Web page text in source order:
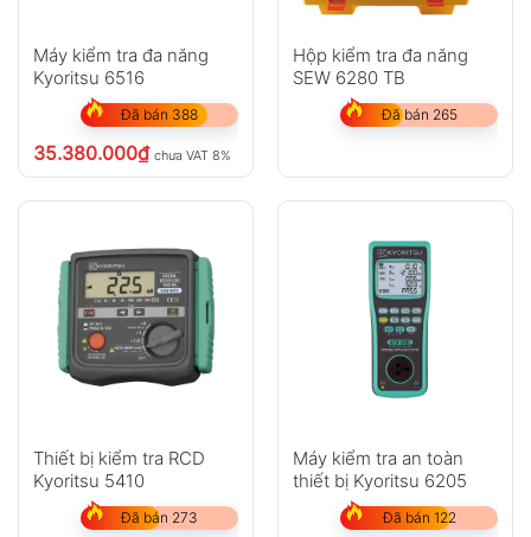
Máy kiểm tra đa năng
Kyoritsu 6516
Đã bán 388
35.380.000₫ chưa VAT 8%
Hộp kiểm tra đa năng
SEW 6280 TB
Đã bán 265
Thiết bị kiểm tra RCD
Kyoritsu 5410
Đã bán 273
Máy kiểm tra an toàn
thiết bị Kyoritsu 6205
Đã bán 122